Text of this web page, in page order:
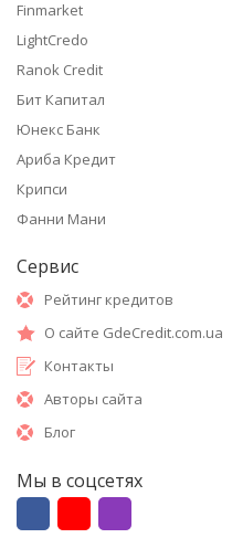
Finmarket
LightCredo
Ranok Credit
Бит Капитал
Юнекс Банк
Ариба Кредит
Крипси
Фанни Мани
Сервис
Рейтинг кредитов
О сайте GdeCredit.com.ua
Контакты
Авторы сайта
Блог
Мы в соцсетях